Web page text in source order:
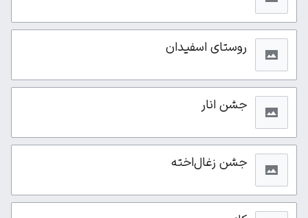
روستای اسفیدان
جشن انار
جشن زغال‌اخته